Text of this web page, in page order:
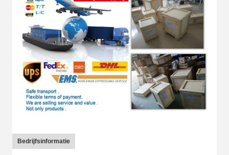
Bedrijfsinformatie